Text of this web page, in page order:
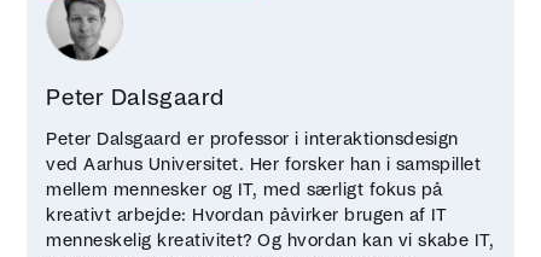
Peter Dalsgaard
Peter Dalsgaard er professor i interaktionsdesign
ved Aarhus Universitet. Her forsker han i samspillet
mellem mennesker og IT, med særligt fokus på
kreativt arbejde: Hvordan påvirker brugen af IT
menneskelig kreativitet? Og hvordan kan vi skabe IT,